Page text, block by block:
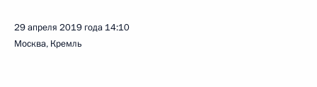
29 апреля 2019 года 14:10
Москва, Кремль